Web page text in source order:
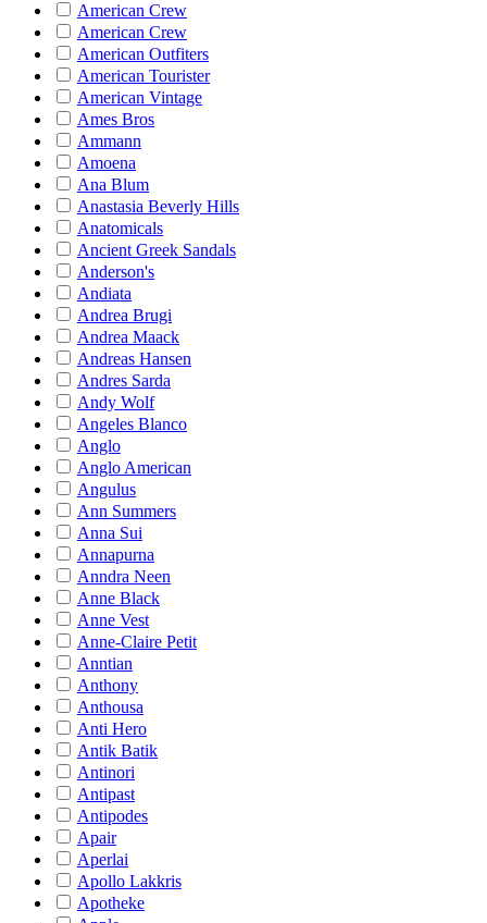
American Crew
American Crew
American Outfiters
American Tourister
American Vintage
Ames Bros
Ammann
Amoena
Ana Blum
Anastasia Beverly Hills
Anatomicals
Ancient Greek Sandals
Anderson's
Andiata
Andrea Brugi
Andrea Maack
Andreas Hansen
Andres Sarda
Andy Wolf
Angeles Blanco
Anglo
Anglo American
Angulus
Ann Summers
Anna Sui
Annapurna
Anndra Neen
Anne Black
Anne Vest
Anne-Claire Petit
Anntian
Anthony
Anthousa
Anti Hero
Antik Batik
Antinori
Antipast
Antipodes
Apair
Aperlai
Apollo Lakkris
Apotheke